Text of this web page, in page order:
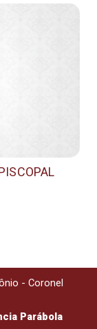
- Coronel
Parábola